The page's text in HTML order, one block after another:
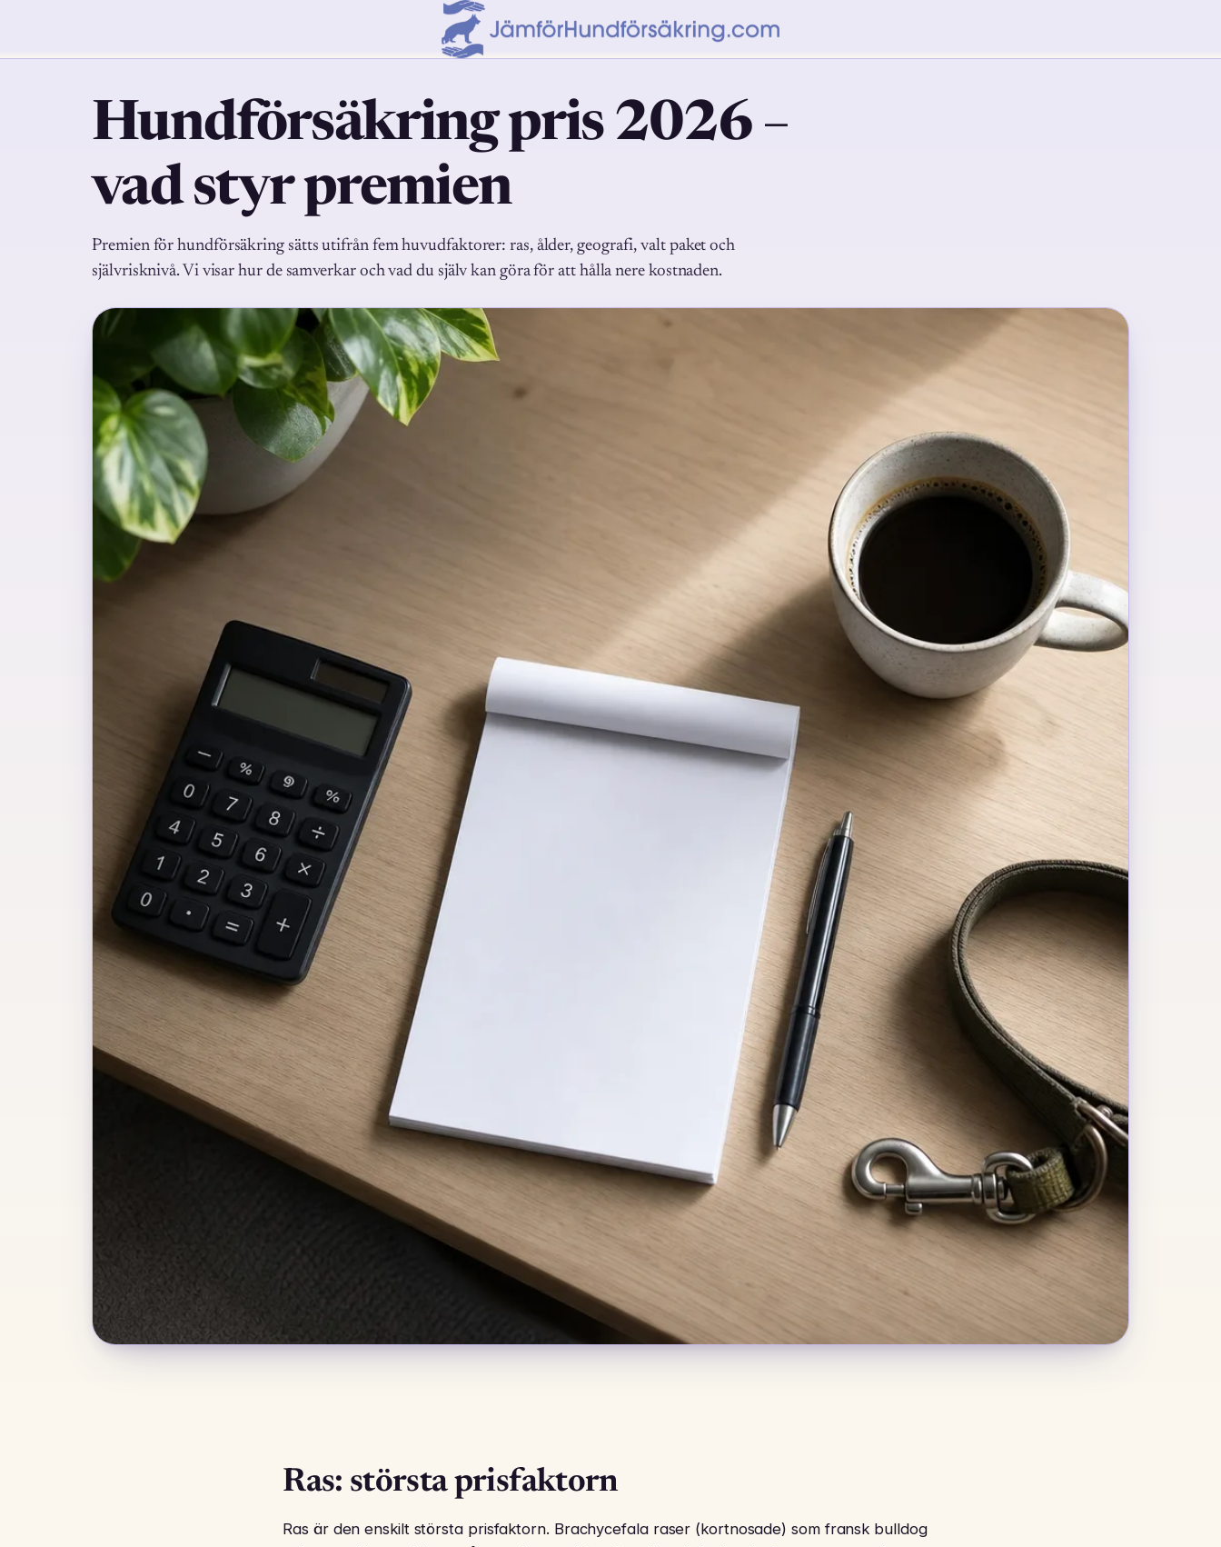
Hundförsäkring pris 2026 –
vad styr premien
Premien för hundförsäkring sätts utifrån fem huvudfaktorer: ras, ålder, geografi, valt paket och
självrisknivå. Vi visar hur de samverkar och vad du själv kan göra för att hålla nere kostnaden.
Ras: största prisfaktorn
Ras är den enskilt största prisfaktorn. Brachycefala raser (kortnosade) som fransk bulldog